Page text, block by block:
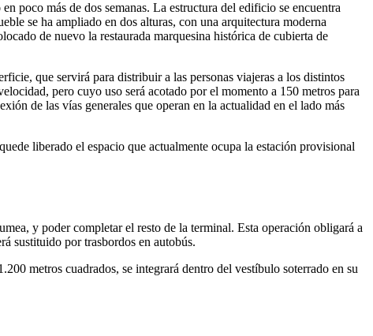
poco más de dos semanas. La estructura del edificio se encuentra
se ha ampliado en dos alturas, con una arquitectura moderna
de nuevo la restaurada marquesina histórica de cubierta de
que servirá para distribuir a las personas viajeras a los distintos
pero cuyo uso será acotado por el momento a 150 metros para
de las vías generales que operan en la actualidad en el lado más
liberado el espacio que actualmente ocupa la estación provisional
y poder completar el resto de la terminal. Esta operación obligará a
sustituido por trasbordos en autobús.
metros cuadrados, se integrará dentro del vestíbulo soterrado en su